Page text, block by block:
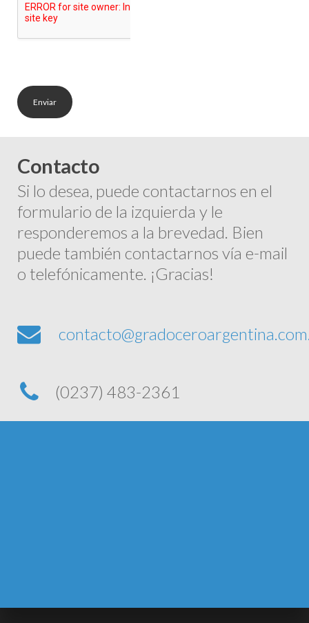
Contacto
Si lo desea, puede contactarnos en el
formulario de la izquierda y le
responderemos a la brevedad. Bien
puede también contactarnos vía e-mail
o telefónicamente. ¡Gracias!
(0237) 483-2361